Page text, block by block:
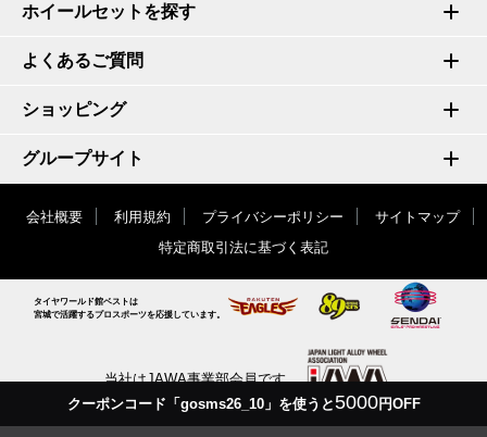
クーポンコード「gosms26_10」を使うと5000円OFF
ホイールセットを探す
よくあるご質問
ショッピング
グループサイト
会社概要 利用規約 プライバシーポリシー
サイトマップ
特定商取引法に基づく表記
タイヤワールド館ベストは
宮城で活躍するプロスポーツを応援しています。
当社はJAWA事業部会員です